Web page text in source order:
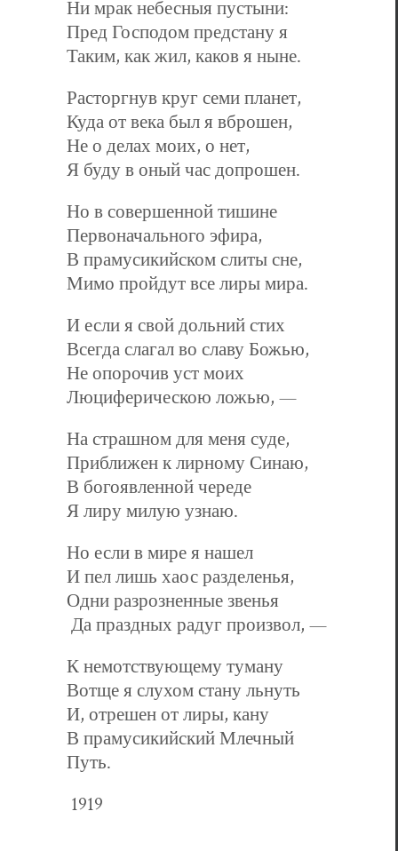
Ни мрак небесныя пустыни:
Пред Господом предстану я
Таким, как жил, каков я ныне.
Расторгнув круг семи планет,
Куда от века был я вброшен,
Не о делах моих, о нет,
Я буду в оный час допрошен.
Но в совершенной тишине
Первоначального эфира,
В прамусикийском слиты сне,
Мимо пройдут все лиры мира.
И если я свой дольний стих
Всегда слагал во славу Божью,
Не опорочив уст моих
Люциферическою ложью, —
На страшном для меня суде,
Приближен к лирному Синаю,
В богоявленной череде
Я лиру милую узнаю.
Но если в мире я нашел
И пел лишь хаос разделенья,
Одни разрозненные звенья
Да праздных радуг произвол, —
К немотствующему туману
Вотще я слухом стану льнуть
И, отрешен от лиры, кану
В прамусикийский Млечный
Путь.
1919